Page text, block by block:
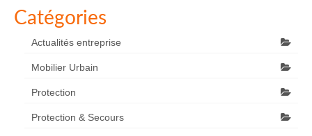
Catégories
Actualités entreprise
Mobilier Urbain
Protection
Protection & Secours